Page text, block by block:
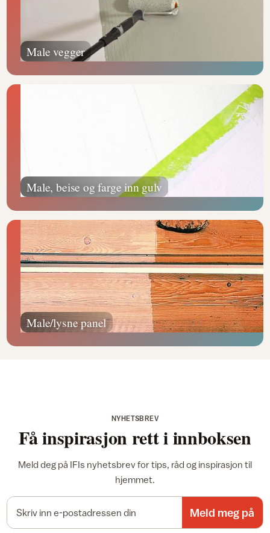
Male vegger
Male, beise og farge inn gulv
Male/lysne panel
NYHETSBREV
Få inspirasjon rett i innboksen
Meld deg på IFIs nyhetsbrev for tips, råd og inspirasjon til
hjemmet.
Meld meg på